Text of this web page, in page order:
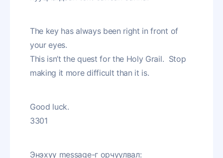
The key has always been right in front of
your eyes.
This isn’t the quest for the Holy Grail. Stop
making it more difficult than it is.
Good luck.
3301
Энэхүү message-г орчуулвал: